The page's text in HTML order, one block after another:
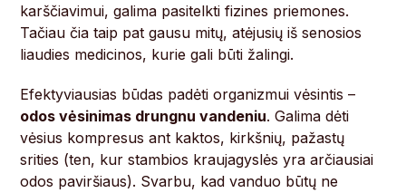
karščiavimui, galima pasitelkti fizines priemones.
Tačiau čia taip pat gausu mitų, atėjusių iš senosios
liaudies medicinos, kurie gali būti žalingi.
Efektyviausias būdas padėti organizmui vėsintis –
odos vėsinimas drungnu vandeniu. Galima dėti
vėsius kompresus ant kaktos, kirkšnių, pažastų
srities (ten, kur stambios kraujagyslės yra arčiausiai
odos paviršiaus). Svarbu, kad vanduo būtų ne